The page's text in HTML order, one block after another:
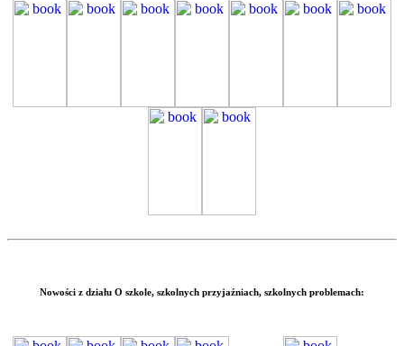
Nowości z działu O szkole, szkolnych przyjaźniach, szkolnych problemach: